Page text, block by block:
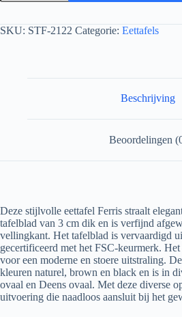
SKU: STF-2122 Categorie: Eettafels
Beschrijving
Beoordelingen
Deze stijlvolle eettafel Ferris straalt
tafelblad van 3 cm dik en is verfijnd
vellingkant. Het tafelblad is vervaardigd
gecertificeerd met het FSC-keurmerk.
voor een moderne en stoere uitstraling.
kleuren naturel, brown en black en is in
ovaal en Deens ovaal. Met deze diverse
uitvoering die naadloos aansluit bij het